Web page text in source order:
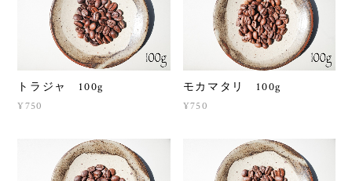
トラジャ 100g
¥750
モカマタリ 100g
¥750